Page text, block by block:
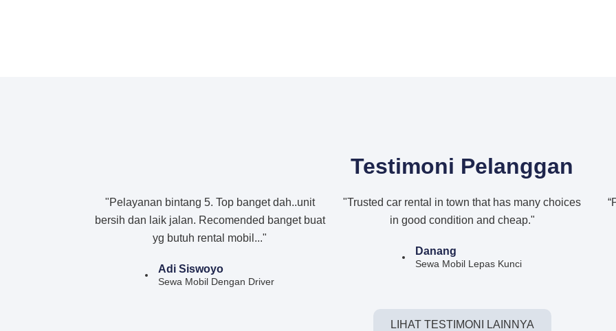
Testimoni Pelanggan
"Pelayanan bintang 5. Top banget dah..unit
bersih dan laik jalan. Recomended banget buat
yg butuh rental mobil..."
Adi Siswoyo
Sewa Mobil Dengan Driver
"Trusted car rental in town that has many choices
in good condition and cheap."
Danang
Sewa Mobil Lepas Kunci
LIHAT TESTIMONI LAINNYA